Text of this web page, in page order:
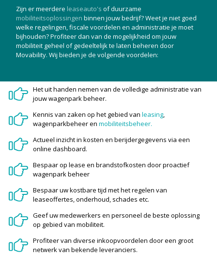
Zijn er meerdere leaseauto's of duurzame
mobiliteitsoplossingen binnen jouw bedrijf? Weet je niet goed
welke regelingen, fiscale voordelen en administratie je moet
bijhouden? Profiteer dan van de mogelijkheid om jouw
mobiliteit geheel of gedeeltelijk te laten beheren door
Movability. Wij bieden je de volgende voordelen:
Het uit handen nemen van de volledige administratie van
jouw wagenpark beheer.
Kennis van zaken op het gebied van leasing,
wagenparkbeheer en mobiliteitsbeheer.
Actueel inzicht in kosten en berijdergegevens via een
online dashboard.
Bespaar op lease en brandstofkosten door proactief
wagenpark beheer
Bespaar uw kostbare tijd met het regelen van
leaseoffertes, onderhoud, schades etc.
Geef uw medewerkers en personeel de beste oplossing
op gebied van mobiliteit.
Profiteer van diverse inkoopvoordelen door een groot
netwerk van bekende leveranciers.